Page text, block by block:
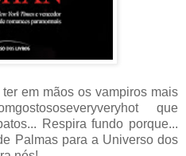
em mãos os vampiros mais
que
Respira fundo porque...
Palmas para a Universo dos